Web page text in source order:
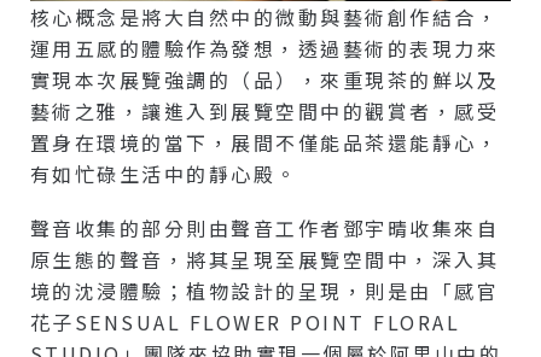
核心概念是將大自然中的微動與藝術創作結合，
運用五感的體驗作為發想，透過藝術的表現力來
實現本次展覽強調的（品），來重現茶的鮮以及
藝術之雅，讓進入到展覽空間中的觀賞者，感受
置身在環境的當下，展間不僅能品茶還能靜心，
有如忙碌生活中的靜心殿。
聲音收集的部分則由聲音工作者鄧宇晴收集來自
原生態的聲音，將其呈現至展覽空間中，深入其
境的沈浸體驗；植物設計的呈現，則是由「感官
花子SENSUAL FLOWER POINT FLORAL